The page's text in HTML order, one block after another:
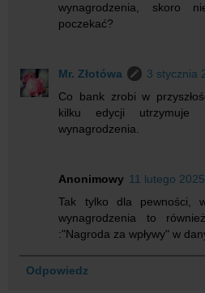
wynagrodzenia, skoro
poczekać?
Mr. Złotówa
3 stycznia
Co bank zrobi w
kilku edycji utrzymuje
wynagrodzenia.
Anonimowy 11 lutego
Tak tylko dla pewności,
wynagrodzenia to
:"Nagroda za wpływy" w
Odpowiedz